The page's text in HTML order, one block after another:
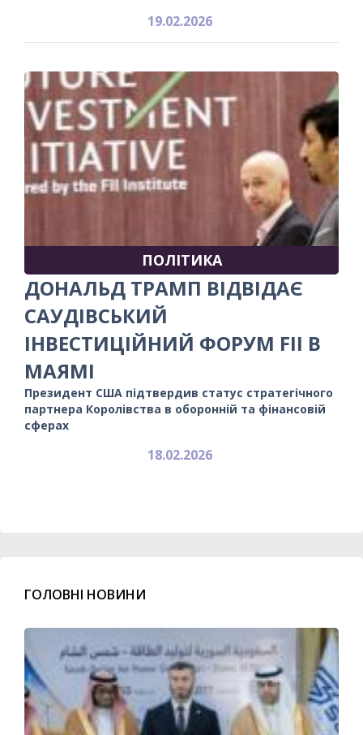
19.02.2026
ПОЛІТИКА
ДОНАЛЬД ТРАМП ВІДВІДАЄ
САУДІВСЬКИЙ
ІНВЕСТИЦІЙНИЙ ФОРУМ FII В
МАЯМІ
Президент США підтвердив статус стратегічного
партнера Королівства в оборонній та фінансовій
сферах
18.02.2026
ГОЛОВНІ НОВИНИ